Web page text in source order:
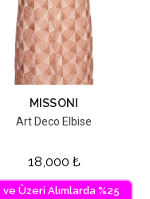
MISSONI
Art Deco Elbise
18,000 ₺
ve Üzeri Alımlarda %25